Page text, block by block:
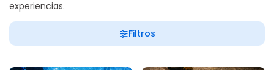
experiencias.
Filtros